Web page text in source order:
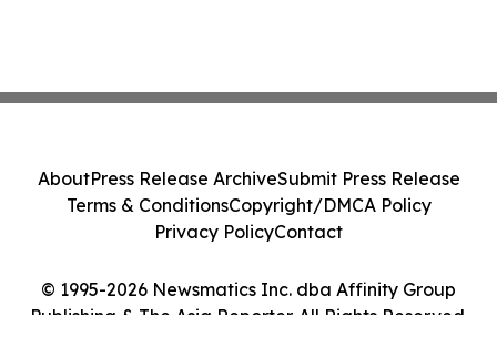
© 1995-2026 Newsmatics Inc. dba Affinity Group
Publishing & The Asia Reporter. All Rights Reserved.
AboutPress Release ArchiveSubmit Press Release
Terms & ConditionsCopyright/DMCA Policy
Privacy PolicyContact